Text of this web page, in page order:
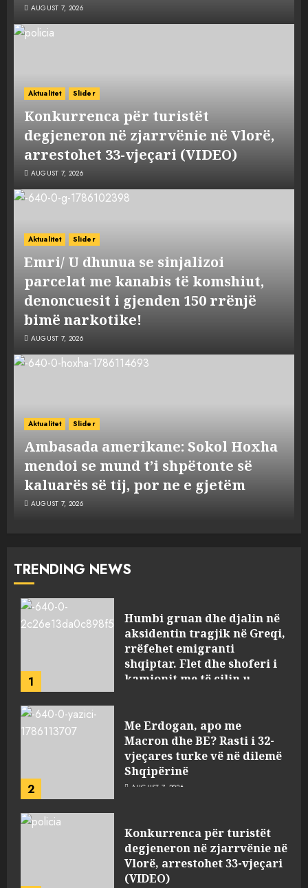
AUGUST 7, 2026
Aktualitet Slider
Konkurrenca për turistët
degjeneron në zjarrvënie në Vlorë,
arrestohet 33-vjeçari (VIDEO)
AUGUST 7, 2026
Aktualitet Slider
Emri/ U dhunua se sinjalizoi
parcelat me kanabis të komshiut,
denoncuesit i gjenden 150 rrënjë
bimë narkotike!
AUGUST 7, 2026
Aktualitet Slider
Ambasada amerikane: Sokol Hoxha
mendoi se mund t’i shpëtonte së
kaluarës së tij, por ne e gjetëm
AUGUST 7, 2026
TRENDING NEWS
1
Humbi gruan dhe djalin në
aksidentin tragjik në Greqi,
rrëfehet emigranti
shqiptar. Flet dhe shoferi i
kamionit me të cilin u
2
Me Erdogan, apo me
Macron dhe BE? Rasti i 32-
vjeçares turke vë në dilemë
Shqipërinë
AUGUST 7, 2026
Konkurrenca për turistët
degjeneron në zjarrvënie në
Vlorë, arrestohet 33-vjeçari
(VIDEO)